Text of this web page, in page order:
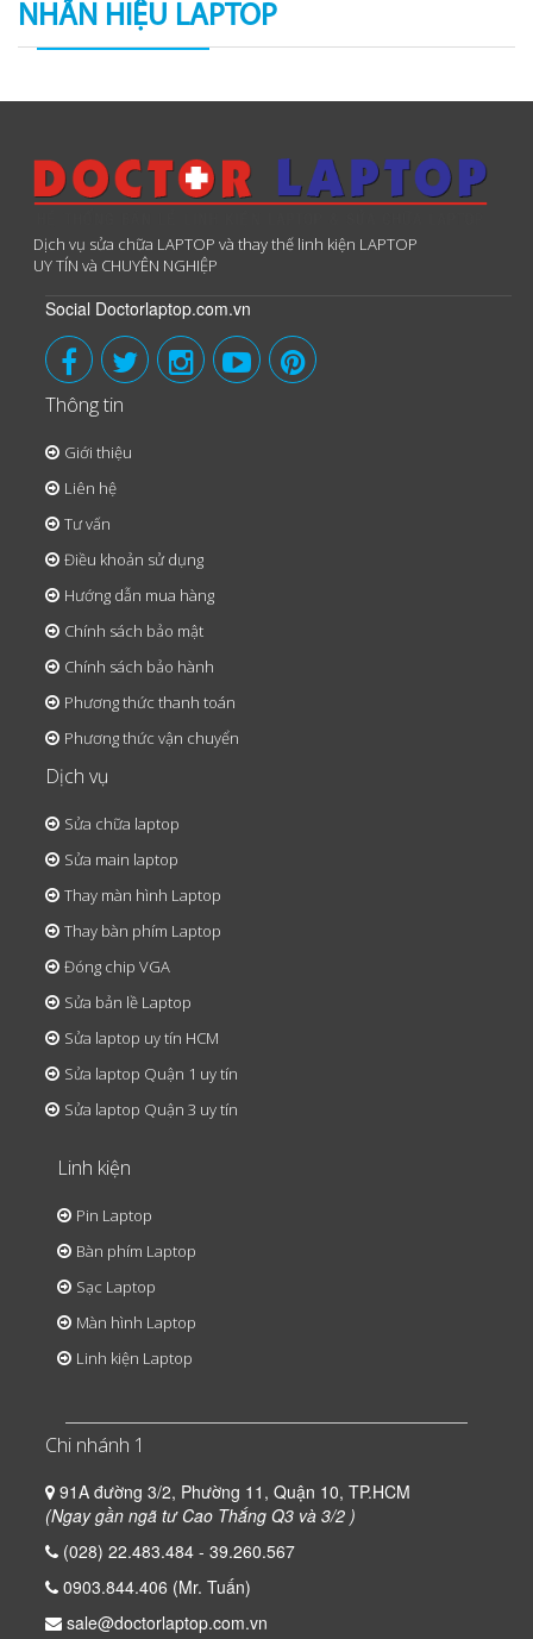
NHÃN HIỆU LAPTOP
Dịch vụ sửa chữa LAPTOP và thay thế linh kiện LAPTOP
UY TÍN và CHUYÊN NGHIỆP
Social Doctorlaptop.com.vn
Thông tin
Giới thiệu
Liên hệ
Tư vấn
Điều khoản sử dụng
Hướng dẫn mua hàng
Chính sách bảo mật
Chính sách bảo hành
Phương thức thanh toán
Phương thức vận chuyển
Dịch vụ
Sửa chữa laptop
Sửa main laptop
Thay màn hình Laptop
Thay bàn phím Laptop
Đóng chip VGA
Sửa bản lề Laptop
Sửa laptop uy tín HCM
Sửa laptop Quận 1 uy tín
Sửa laptop Quận 3 uy tín
Linh kiện
Pin Laptop
Bàn phím Laptop
Sạc Laptop
Màn hình Laptop
Linh kiện Laptop
Chi nhánh 1
91A đường 3/2, Phường 11, Quận 10, TP.HCM
(Ngay gần ngã tư Cao Thắng Q3 và 3/2 )
(028) 22.483.484 - 39.260.567
0903.844.406 (Mr. Tuấn)
sale@doctorlaptop.com.vn